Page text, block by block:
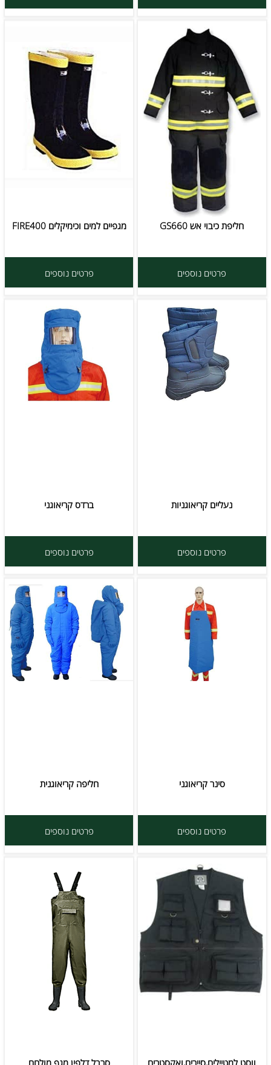
חליפת כיבוי אש GS660
פרטים נוספים
מגפיים למים וכימיקלים FIRE400
פרטים נוספים
נעליים קריאוגניות
פרטים נוספים
ברדס קריאוגני
פרטים נוספים
סינר קריאוגני
פרטים נוספים
חליפה קריאוגנית
פרטים נוספים
ווסט למטיילים,סיירים,ואקסטרים סרבל דלפין מגף מולחם